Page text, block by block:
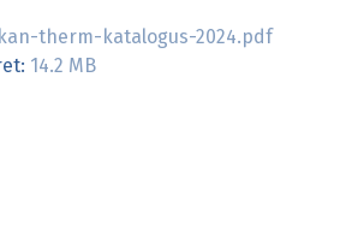
therm-katalogus-2024.pdf
14.2 MB